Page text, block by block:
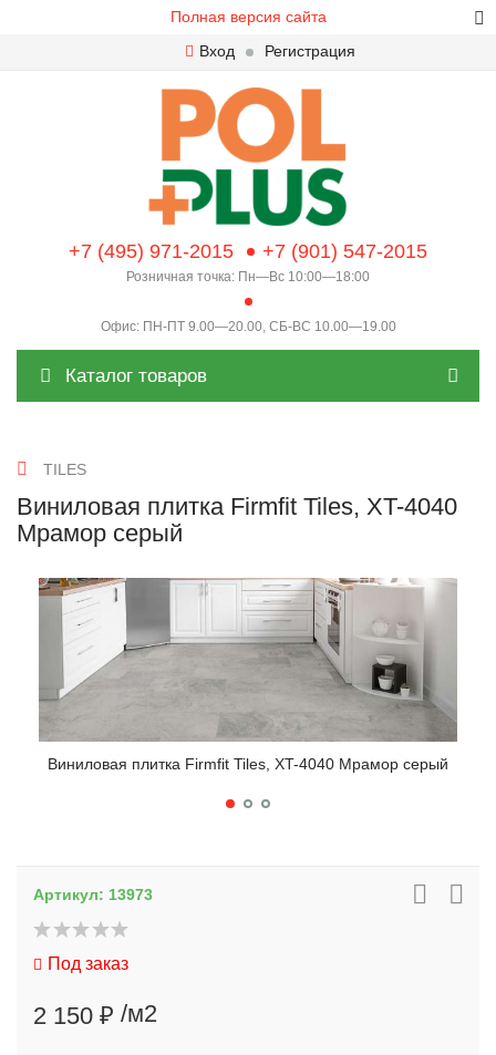
Полная версия сайта
Вход
Регистрация
+7 (495) 971-2015 +7 (901) 547-2015
Розничная точка: Пн—Вс 10:00—18:00
Офис: ПН-ПТ 9.00—20.00, СБ-ВС 10.00—19.00
Каталог товаров
TILES
Виниловая плитка Firmfit Tiles, XT-4040
Мрамор серый
Виниловая плитка Firmfit Tiles, XT-4040 Мрамор серый
Артикул: 13973
Под заказ
2 150 ₽ /м2